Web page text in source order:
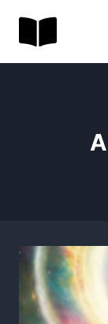
содержимому